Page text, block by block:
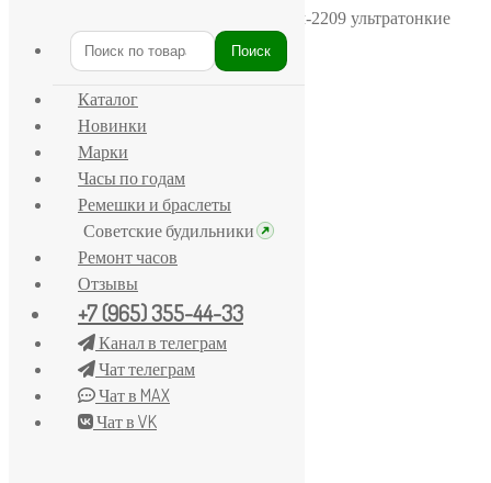
Луч 23 камня, механизм-2209 ультратонкие
Искать: Поиск
Каталог
Новинки
Марки
Часы по годам
Ремешки и браслеты
Советские будильники
Ремонт часов
Отзывы
+7 (965) 355-44-33
Канал в телеграм
Чат телеграм
Чат в MAX
Чат в VK